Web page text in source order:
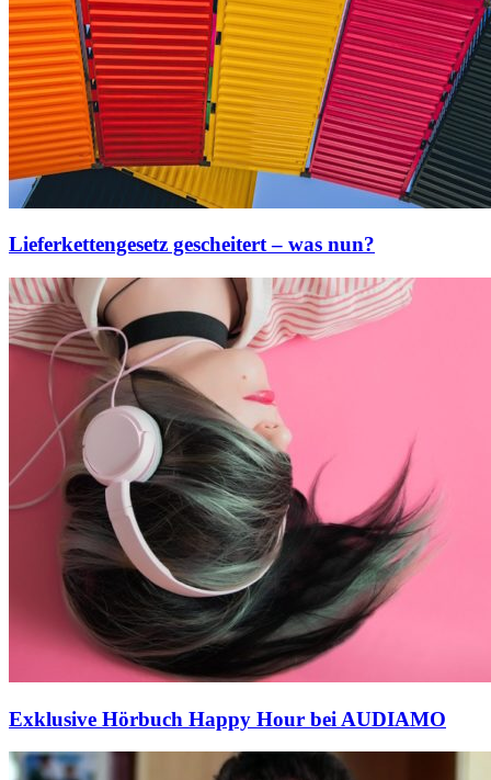
Lieferkettengesetz gescheitert – was nun?
Exklusive Hörbuch Happy Hour bei AUDIAMO